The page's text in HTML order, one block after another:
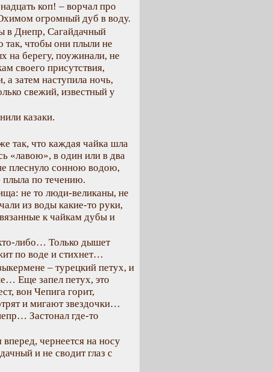
коп! – ворчал про
огромный дуб в воду.
в Днепр, Сагайдачный
так, чтобы они плыли не
на берегу, поужинали, не
своего присутствия,
а затем наступила ночь,
свежий, известный у
казаки.
так, что каждая чайка шла
«лавою», в один или в два
плеснуло сонною водою,
плыла по течению.
не то люди-великаны, не
из воды какие-то руки,
к чайкам дубы и
либо… Только дышет
по воде и стихнет…
– турецкий петух, и
Еще запел петух, это
вон Чепига горит,
и мигают звездочки…
Застонал где-то
чернеется на носу
и не сводит глаз с